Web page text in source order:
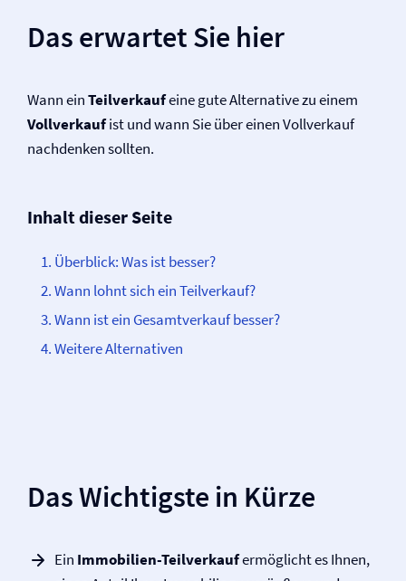
Das erwartet Sie hier
Wann einTeilverkaufeine gute Alternative zu einem
Vollverkaufist und wann Sie über einen Vollverkauf
nachdenken sollten.
Inhalt dieser Seite
Überblick: Was ist besser?
Wann lohnt sich ein Teilverkauf?
Wann ist ein Gesamtverkauf besser?
Weitere Alternativen
Das Wichtigste in Kürze
Ein Immobilien-Teilverkaufermöglicht es Ihnen,